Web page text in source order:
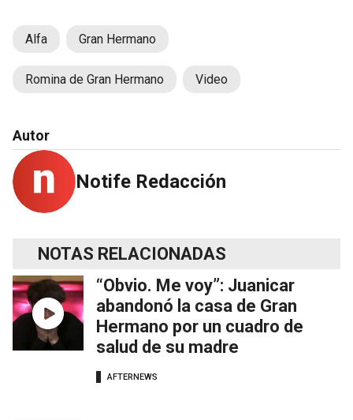
Alfa Gran Hermano
Romina de Gran Hermano Video
Autor
Notife Redacción
NOTAS RELACIONADAS
“Obvio. Me voy”: Juanicar
abandonó la casa de Gran
Hermano por un cuadro de
salud de su madre
AFTERNEWS